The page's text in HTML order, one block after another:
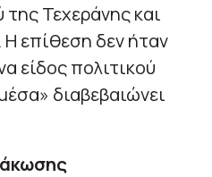
της Τεχεράνης και
επίθεση δεν ήταν
είδος πολιτικού
διαβεβαιώνει